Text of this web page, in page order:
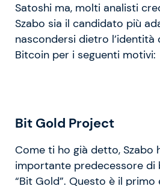
Satoshi ma, molti analisti
Szabo sia il candidato più
nascondersi dietro l’identità
Bitcoin per i seguenti motivi:
Bit Gold Project
Come ti ho già detto, Szabo
importante predecessore di
“Bit Gold”. Questo è il